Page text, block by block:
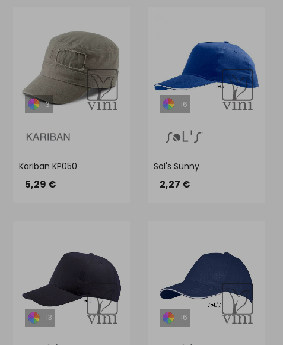
3
Kariban KP050
5,29 €
16
Sol's Sunny
2,27 €
13 16